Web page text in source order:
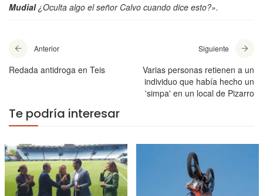
Mudial¿Oculta algo el señor Calvo cuando dice esto?».
Anterior
Redada antidroga en Teis
Siguiente
Varias personas retienen a un
individuo que había hecho un
'simpa' en un local de Pizarro
Te podría interesar